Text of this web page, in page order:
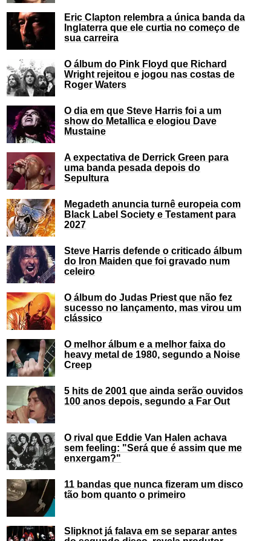
Eric Clapton relembra a única banda da
Inglaterra que ele curtia no começo de
sua carreira
O álbum do Pink Floyd que Richard
Wright rejeitou e jogou nas costas de
Roger Waters
O dia em que Steve Harris foi a um
show do Metallica e elogiou Dave
Mustaine
A expectativa de Derrick Green para
uma banda pesada depois do
Sepultura
Megadeth anuncia turnê europeia com
Black Label Society e Testament para
2027
Steve Harris defende o criticado álbum
do Iron Maiden que foi gravado num
celeiro
O álbum do Judas Priest que não fez
sucesso no lançamento, mas virou um
clássico
O melhor álbum e a melhor faixa do
heavy metal de 1980, segundo a Noise
Creep
5 hits de 2001 que ainda serão ouvidos
100 anos depois, segundo a Far Out
O rival que Eddie Van Halen achava
sem feeling: "Será que é assim que me
enxergam?"
11 bandas que nunca fizeram um disco
tão bom quanto o primeiro
Slipknot já falava em se separar antes